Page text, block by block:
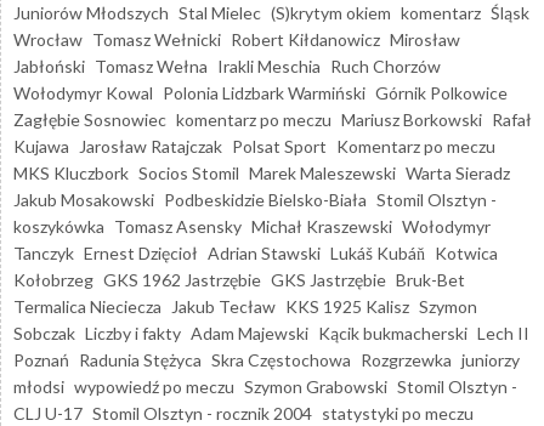
Juniorów Młodszych Stal Mielec (S)krytym okiem komentarz Śląsk
Wrocław Tomasz Wełnicki Robert Kiłdanowicz Mirosław
Jabłoński Tomasz Wełna Irakli Meschia Ruch Chorzów
Wołodymyr Kowal Polonia Lidzbark Warmiński Górnik Polkowice
Zagłębie Sosnowiec komentarz po meczu Mariusz Borkowski Rafał
Kujawa
Jarosław Ratajczak Polsat Sport Komentarz po meczu
MKS Kluczbork Socios Stomil Marek Maleszewski Warta Sieradz
Jakub Mosakowski Podbeskidzie Bielsko-Biała Stomil Olsztyn -
koszykówka Tomasz Asensky Michał Kraszewski Wołodymyr
Tanczyk Ernest Dzięcioł Adrian Stawski Lukáš Kubáň Kotwica
Kołobrzeg GKS 1962 Jastrzębie GKS Jastrzębie Bruk-Bet
Termalica Nieciecza
Jakub Tecław KKS 1925 Kalisz Szymon
Sobczak Liczby i fakty Adam Majewski Kącik bukmacherski Lech II
Poznań Radunia Stężyca Skra Częstochowa Rozgrzewka juniorzy
młodsi wypowiedź po meczu Szymon Grabowski Stomil Olsztyn -
CLJ U-17 Stomil Olsztyn - rocznik 2004 statystyki po meczu